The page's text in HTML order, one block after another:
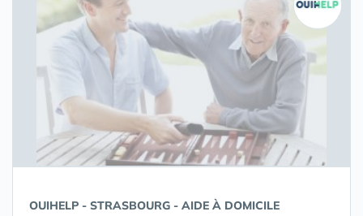
OUIHELP - STRASBOURG - AIDE À DOMICILE